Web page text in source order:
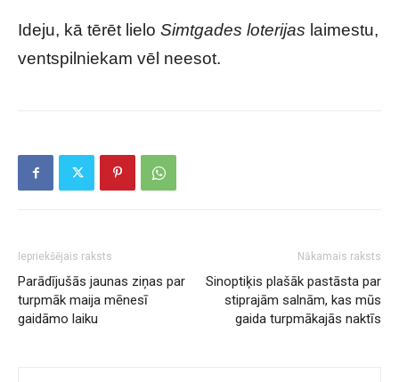
Ideju, kā tērēt lielo Simtgades loterijas laimestu,
ventspilniekam vēl neesot.
Iepriekšējais raksts
Parādījušās jaunas ziņas par
turpmāk maija mēnesī
gaidāmo laiku
Nākamais raksts
Sinoptiķis plašāk pastāsta par
stiprajām salnām, kas mūs
gaida turpmākajās naktīs